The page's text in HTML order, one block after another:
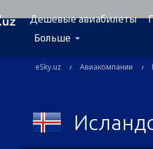
Дешевые авиабилеты
Больше
eSky.uz Авиакомпании